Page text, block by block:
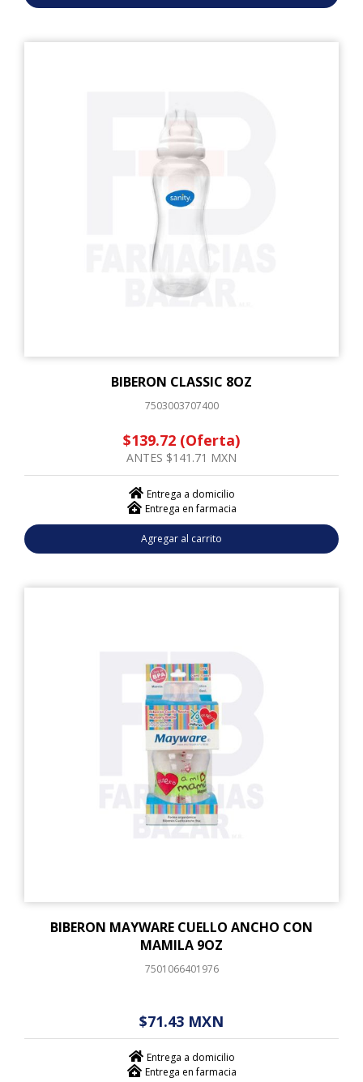
BIBERON CLASSIC 8OZ
7503003707400
$139.72 (Oferta)
ANTES $141.71 MXN
Entrega a domicilio
Entrega en farmacia
Agregar al carrito
BIBERON MAYWARE CUELLO ANCHO CON
MAMILA 9OZ
7501066401976
$71.43 MXN
Entrega a domicilio
Entrega en farmacia